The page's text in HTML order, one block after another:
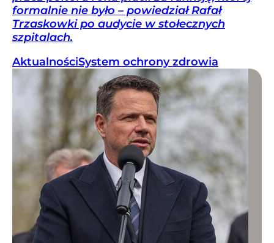
formalnie nie było – powiedział Rafał
Trzaskowki po audycie w stołecznych
szpitalach.
AktualnościSystem ochrony zdrowia